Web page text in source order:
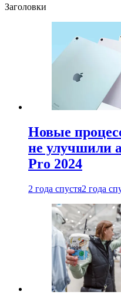
Заголовки
Новые
не улучшили
Pro 2024
2 года спустя2 года